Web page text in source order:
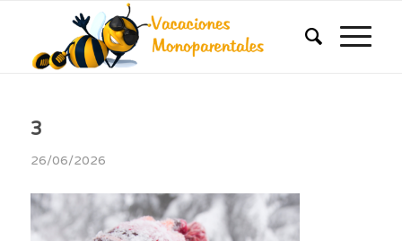
3
26/06/2026